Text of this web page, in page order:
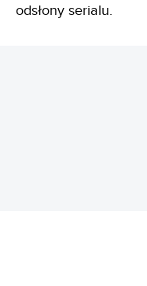
odsłony serialu.